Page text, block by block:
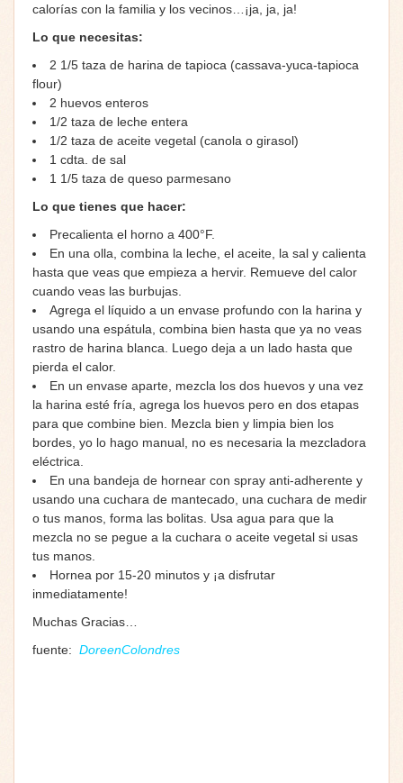
calorías con la familia y los vecinos…¡ja, ja, ja!
Lo que necesitas:
2 1/5 taza de harina de tapioca (cassava-yuca-tapioca
flour)
2 huevos enteros
1/2 taza de leche entera
1/2 taza de aceite vegetal (canola o girasol)
1 cdta. de sal
1 1/5 taza de queso parmesano
Lo que tienes que hacer:
Precalienta el horno a 400°F.
En una olla, combina la leche, el aceite, la sal y calienta
hasta que veas que empieza a hervir. Remueve del calor
cuando veas las burbujas.
Agrega el líquido a un envase profundo con la harina y
usando una espátula, combina bien hasta que ya no veas
rastro de harina blanca. Luego deja a un lado hasta que
pierda el calor.
En un envase aparte, mezcla los dos huevos y una vez
la harina esté fría, agrega los huevos pero en dos etapas
para que combine bien. Mezcla bien y limpia bien los
bordes, yo lo hago manual, no es necesaria la mezcladora
eléctrica.
En una bandeja de hornear con spray anti-adherente y
usando una cuchara de mantecado, una cuchara de medir
o tus manos, forma las bolitas. Usa agua para que la
mezcla no se pegue a la cuchara o aceite vegetal si usas
tus manos.
Hornea por 15-20 minutos y ¡a disfrutar
inmediatamente!
Muchas Gracias…
fuente: DoreenColondres